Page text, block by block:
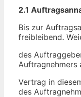
2.1
Bis zur
freibleibend.
des
Auftragnehmers
Vertrag in
des